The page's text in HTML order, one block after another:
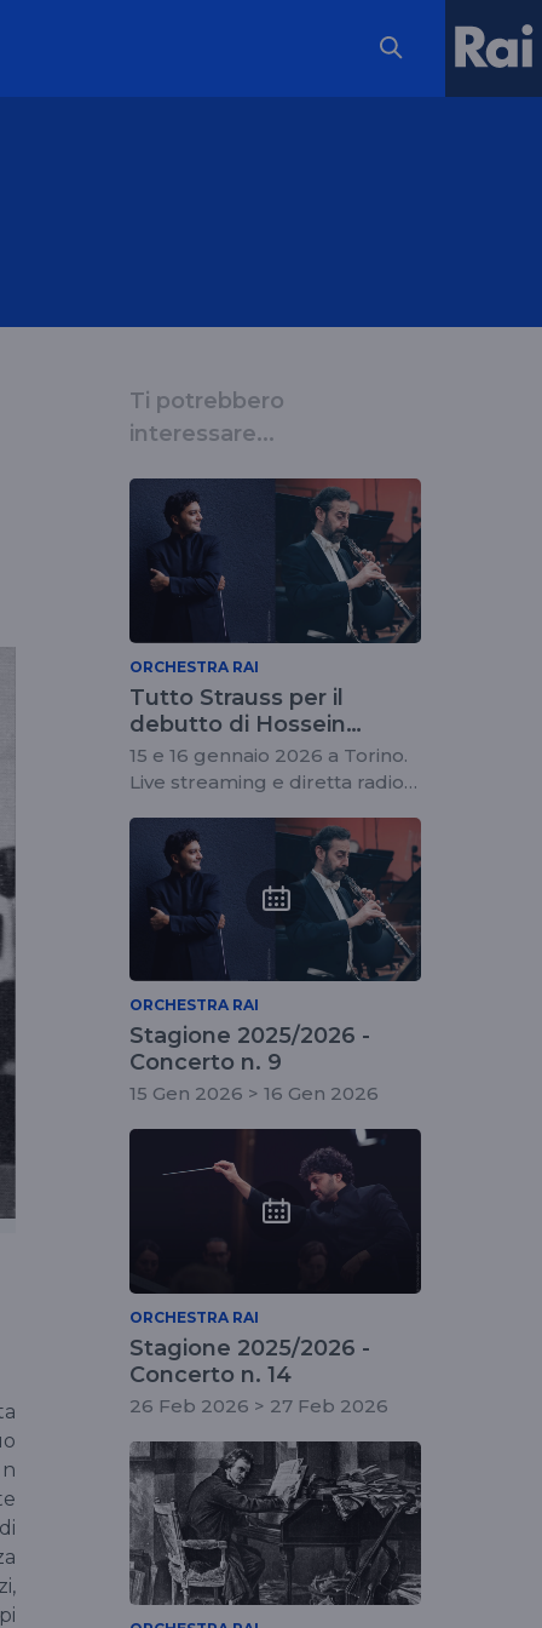
Ti potrebbero
interessare...
ORCHESTRA RAI
Tutto Strauss per il
debutto di Hossein
Pishkar con l'Orchestra
Rai
15 e 16 gennaio 2026 a Torino.
Live streaming e diretta radio il
Patrussi
ORCHESTRA RAI
Stagione 2025/2026 -
Concerto n. 9
15 Gen 2026 > 16 Gen 2026
ORCHESTRA RAI
Stagione 2025/2026 -
Concerto n. 14
26 Feb 2026 > 27 Feb 2026